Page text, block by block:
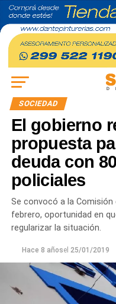
SOCIEDAD
El gobierno
propuesta
deuda con
policiales
Se convocó a la
febrero, oportunidad en
regularizar la situación.
Hace 8 añosel 25/01/2019